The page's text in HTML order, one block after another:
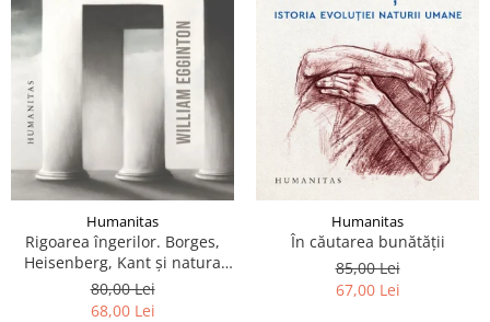
Humanitas
Rigoarea îngerilor. Borges,
Heisenberg, Kant şi natura
ultimă a realităţii
80,00 Lei
68,00 Lei
Humanitas
În căutarea bunătății
85,00 Lei
67,00 Lei